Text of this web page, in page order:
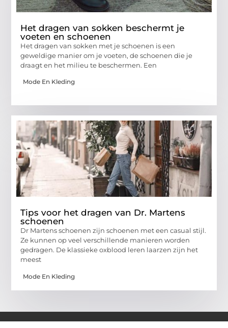
Het dragen van sokken beschermt je
voeten en schoenen
Het dragen van sokken met je schoenen is een
geweldige manier om je voeten, de schoenen die je
draagt ​​en het milieu te beschermen. Een
Mode En Kleding
Tips voor het dragen van Dr. Martens
schoenen
Dr Martens schoenen zijn schoenen met een casual stijl.
Ze kunnen op veel verschillende manieren worden
gedragen. De klassieke oxblood leren laarzen zijn het
meest
Mode En Kleding